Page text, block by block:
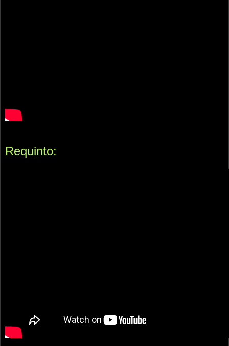
Requinto: